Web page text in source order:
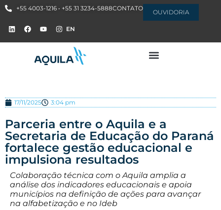
+55 4003-1216 • +55 31 3234-5888CONTATO
OUVIDORIA
EN
17/11/2025 3:04 pm
Parceria entre o Aquila e a
Secretaria de Educação do Paraná
fortalece gestão educacional e
impulsiona resultados
Colaboração técnica com o Aquila amplia a
análise dos indicadores educacionais e apoia
municípios na definição de ações para avançar
na alfabetização e no Ideb